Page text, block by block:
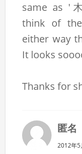
same as '
think of
either way
It looks
Thanks for
匿名
2012年5